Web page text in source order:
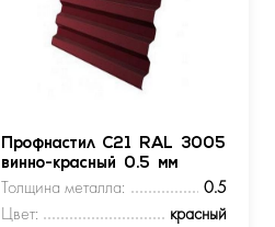
Профнастил С21 RAL 3005
винно-красный 0.5 мм
Толщина металла:
0.5
Цвет:
красный